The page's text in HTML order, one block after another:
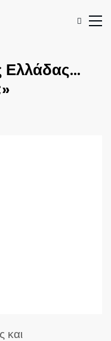
Ελλάδας…
και